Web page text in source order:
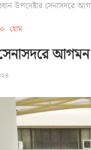
উপদেষ্টার সেনাসদরে
হোম
সেনাসদরে আগমন